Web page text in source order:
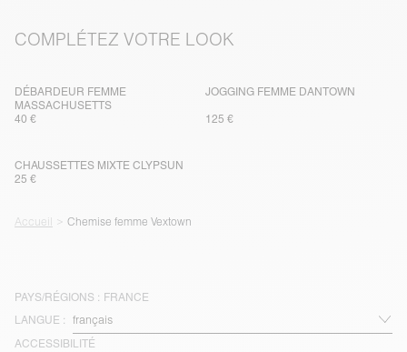
COMPLÉTEZ VOTRE LOOK
DÉBARDEUR FEMME
MASSACHUSETTS
40 €
JOGGING FEMME DANTOWN
125 €
CHAUSSETTES MIXTE CLYPSUN
25 €
Accueil Chemise femme Vextown
PAYS/RÉGIONS : FRANCE
LANGUE :
ACCESSIBILITÉ